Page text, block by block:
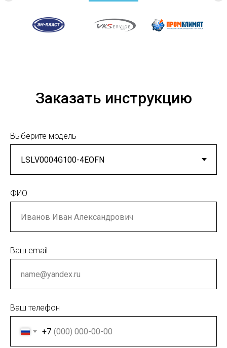
Заказать инструкцию
Выберите модель
ФИО
Ваш email
Ваш телефон
+7